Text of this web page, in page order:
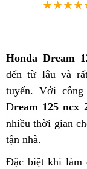
Honda Dream
đến từ lâu và
tuyến. Với
Dream 125 ncx
nhiều thời gian
tận nhà.
Đặc biệt khi làm